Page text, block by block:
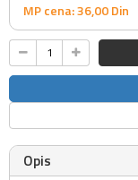
MP cena: 36,00Din
Opis